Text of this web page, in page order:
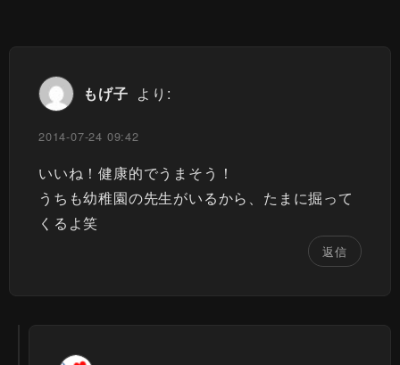
もげ子 より:
2014-07-24 09:42
いいね！健康的でうまそう！
うちも幼稚園の先生がいるから、たまに掘って
くるよ笑
返信